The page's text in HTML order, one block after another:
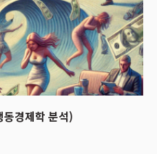
경제학 분석)